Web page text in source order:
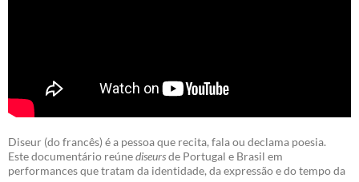
Diseur (do francês) é a pessoa que recita, fala ou declama poesia.
Este documentário reúnediseursde Portugal e Brasil em
performances que tratam da identidade, da expressão e do tempo da